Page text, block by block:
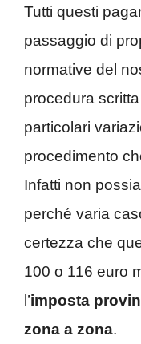
Tutti questi
passaggio di
normative del
procedura
particolari
procedimento
Infatti non
perché varia
certezza che
100 o 116 euro
l’imposta
zona a zona.